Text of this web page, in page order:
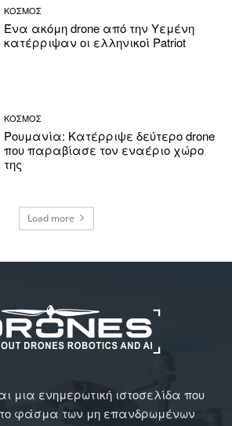
ΚΟΣΜΟΣ
Ένα ακόμη drone από την Υεμένη
κατέρριψαν οι ελληνικοί Patriot
ΚΟΣΜΟΣ
Ρουμανία: Κατέρριψε δεύτερο drone
που παραβίασε τον εναέριο χώρο
της
Load more
μια ενημερωτική ιστοσελίδα που
το φάσμα των μη επανδρωμένων